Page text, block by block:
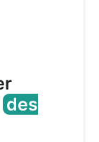
des